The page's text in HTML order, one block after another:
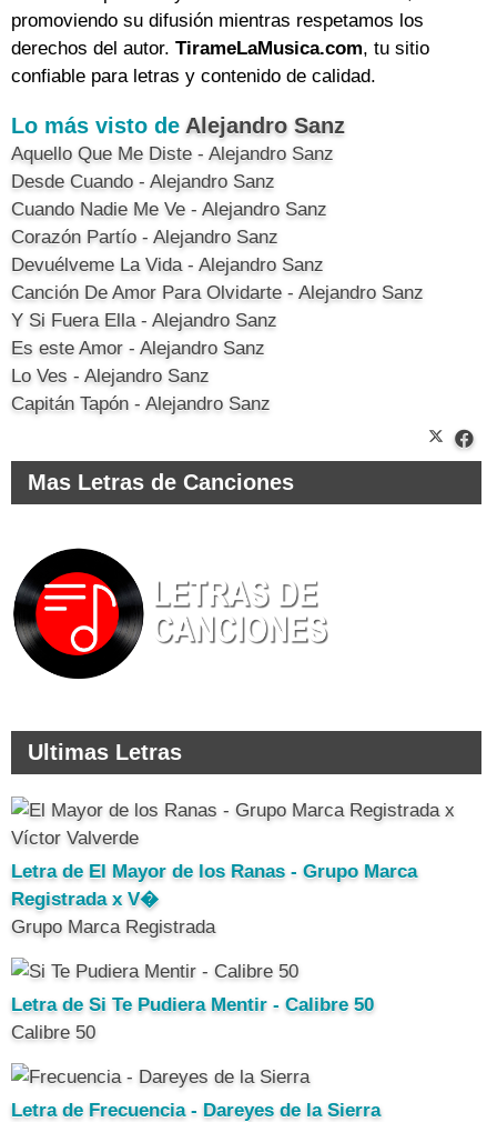
promoviendo su difusión mientras respetamos los
derechos del autor. TirameLaMusica.com, tu sitio
confiable para letras y contenido de calidad.
Lo más visto de Alejandro Sanz
Aquello Que Me Diste - Alejandro Sanz
Desde Cuando - Alejandro Sanz
Cuando Nadie Me Ve - Alejandro Sanz
Corazón Partío - Alejandro Sanz
Devuélveme La Vida - Alejandro Sanz
Canción De Amor Para Olvidarte - Alejandro Sanz
Y Si Fuera Ella - Alejandro Sanz
Es este Amor - Alejandro Sanz
Lo Ves - Alejandro Sanz
Capitán Tapón - Alejandro Sanz
Mas Letras de Canciones
Ultimas Letras
Letra de El Mayor de los Ranas - Grupo Marca
Registrada x V�
Grupo Marca Registrada
Letra de Si Te Pudiera Mentir - Calibre 50
Calibre 50
Letra de Frecuencia - Dareyes de la Sierra